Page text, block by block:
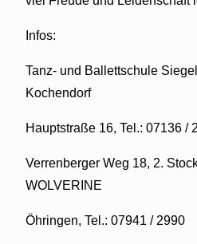
Infos:
Tanz- und Ballettschule
Kochendorf
Hauptstraße 16, Tel.: 07136 /
Verrenberger Weg 18, 2.
WOLVERINE
Öhringen, Tel.: 07941 / 2990